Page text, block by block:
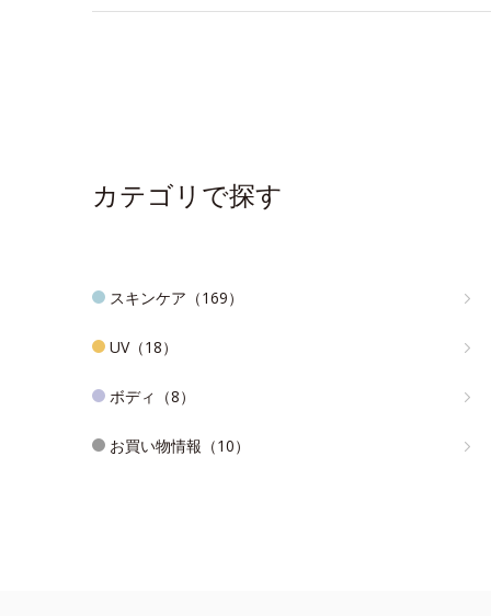
カテゴリで探す
スキンケア（169）
UV（18）
ボディ（8）
お買い物情報（10）